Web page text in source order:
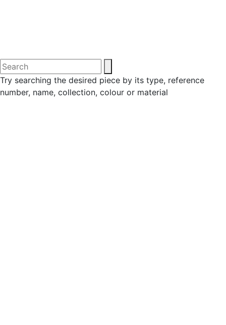
Try searching the desired piece by its type, reference
number, name, collection, colour or material